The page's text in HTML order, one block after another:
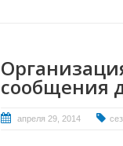
сообщения
апреля 29, 2014